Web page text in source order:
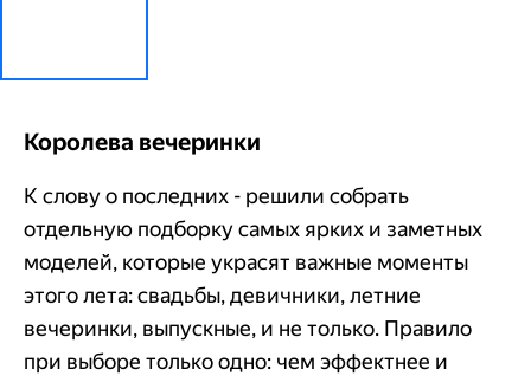
Королева вечеринки
К слову о последних - решили собрать
отдельную подборку самых ярких и заметных
моделей, которые украсят важные моменты
этого лета: свадьбы, девичники, летние
вечеринки, выпускные, и не только. Правило
при выборе только одно: чем эффектнее и